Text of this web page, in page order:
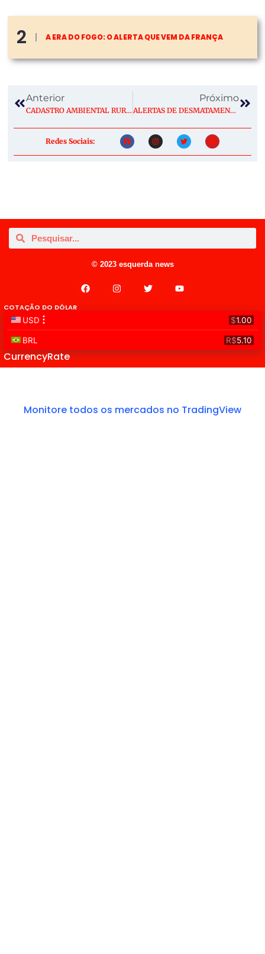
2 A ERA DO FOGO: O ALERTA QUE VEM DA FRANÇA
Anterior
CADASTRO AMBIENTAL RURAL PRECISA RESPEITAR OS DIREITOS DE POVOS E COMUNIDADES TRADICIONAIS
Próximo
ALERTAS DE DESMATAMENTO SOMAM 2.874,38 KM² E INDICAM MENOR ACUMULADO DO DETER DA HISTÓRIA
Redes Sociais:
© 2023 esquerda news
COTAÇÃO DO DÓLAR
CurrencyRate
Monitore todos os mercados no TradingView